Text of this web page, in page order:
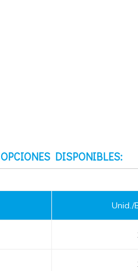
OPCIONES DISPONIBLES:
Unid./